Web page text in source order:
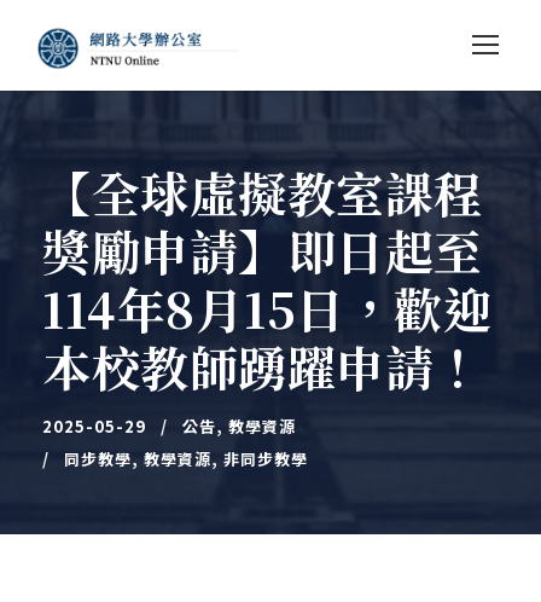
【全球虛擬教室課程
獎勵申請】即日起至
114年8月15日，歡迎
本校教師踴躍申請！
2025-05-29 公告, 教學資源
同步教學, 教學資源, 非同步教學